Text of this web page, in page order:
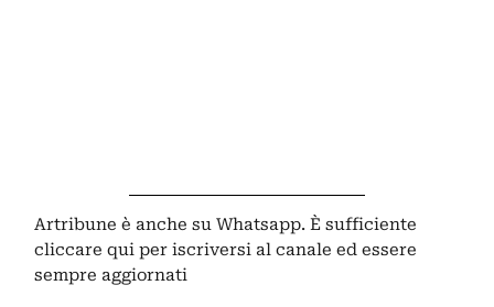
Artribune è anche su Whatsapp. È sufficiente
cliccare qui per iscriversi al canale ed essere
sempre aggiornati